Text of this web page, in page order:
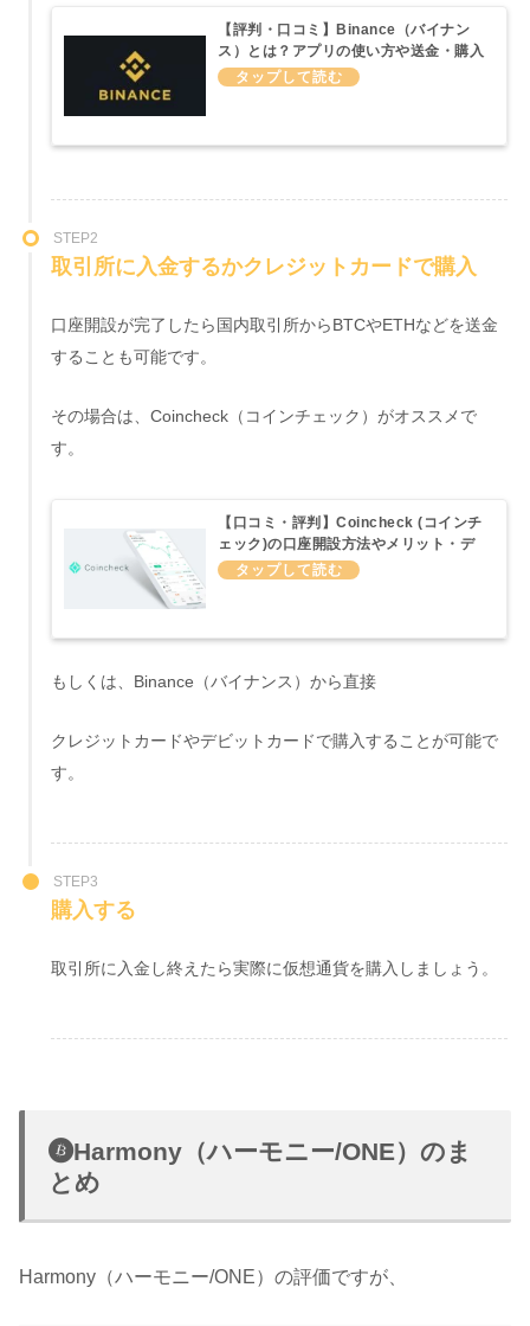
【評判・口コミ】Binance（バイナン
ス）とは？アプリの使い方や送金・購入
方法などわかりやすく説明してみた
STEP2
取引所に入金するかクレジットカードで購入
口座開設が完了したら国内取引所からBTCやETHなどを送金
することも可能です。
その場合は、Coincheck（コインチェック）がオススメで
す。
【口コミ・評判】Coincheck (コインチ
ェック)の口座開設方法やメリット・デ
メリットについてわかりやすくまとめて
もしくは、Binance（バイナンス）から直接
クレジットカードやデビットカードで購入することが可能で
す。
STEP3
購入する
取引所に入金し終えたら実際に仮想通貨を購入しましょう。
Harmony（ハーモニー/ONE）のま
とめ
Harmony（ハーモニー/ONE）の評価ですが、